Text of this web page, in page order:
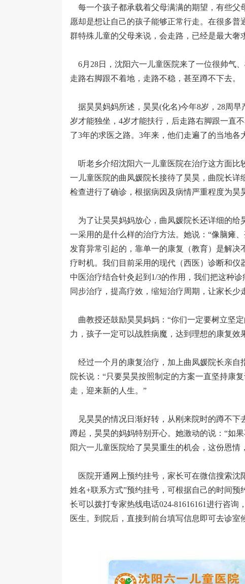
每一个孩子都承载着父母满满的期望，有些父
愿却是想让自己的孩子能够正常行走。在很多
群特殊儿童的父母来说，会走路，已经是最大奢
6月28日，沈阳六一儿童医院来了一位很帅气
走路右脚跟不着地，走路不稳，甚至蹲不下去。
据昊昊妈妈所述，昊昊(化名)今年8岁，28周
岁才能独坐，4岁才能扶行，后走路右脚跟一直
了3年的求医之路。3年来，他们走遍了的当地各
听老乡介绍沈阳六一儿童医院在治疗这方面比
一儿童医院的曲凤媛院长接待了昊昊，曲院长
检查进行了确诊，根据病因及病情严重程度为昊
为了让昊昊妈妈放心，曲凤媛院长还详细的给
一采用的是什么样的治疗方法。她说：“像脑瘫
发育异常引起的，靠单一的康复（教育）是解
疗时机。我们目前采用的现代（西医）诊断和仪
中医治疗结合针灸起到1/3的作用，我们把这种
同步治疗，提高疗效，缩短治疗周期，让家长少
曲教授还鼓励昊昊妈妈：“你们一定要树立坚
力，孩子一定可以战胜病魔，达到理想的康复效
经过一个月的康复治疗，加上曲凤媛院长亲自
院长说：“只要昊昊按照制定的方案一直坚持康
走，迎来新的人生。”
见昊昊的情况日渐好转，从刚来院时的蹲不下
蹲起，昊昊的妈妈特别开心。她激动的说：“如
阳六一儿童医院给了昊昊重生的机会，这份恩
医院开通网上预约挂号，家长可在微信搜索沈
姓名+联系方式”预约挂号，可根据自己的时间
长可以拨打专家热线电话024-81616161进行咨
医生。到院后，直接到前台填写信息即可去诊室